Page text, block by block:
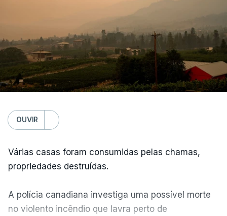
OUVIR
Várias casas foram consumidas pelas chamas,
propriedades destruídas.
A polícia canadiana investiga uma possível morte
no violento incêndio que lavra perto de